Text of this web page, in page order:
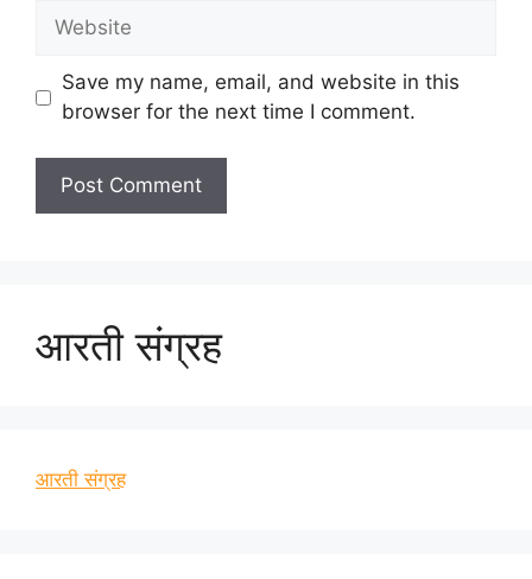
Website
Save my name, email, and website in this
browser for the next time I comment.
आरती संग्रह
आरती संग्रह